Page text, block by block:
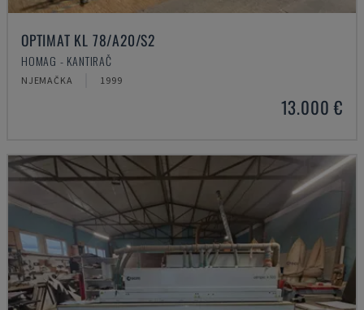
OPTIMAT KL 78/A20/S2
HOMAG - KANTIRAČ
NJEMAČKA 1999
13.000 €